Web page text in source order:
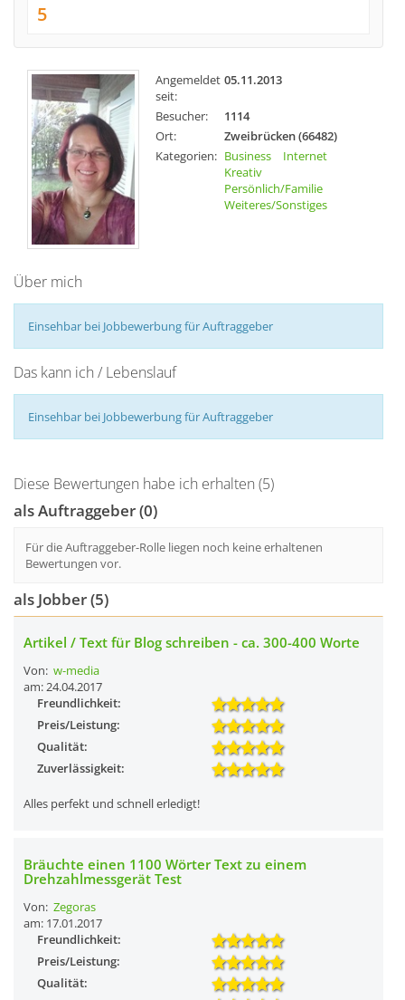
5
Angemeldet
seit:
05.11.2013
Besucher:
1114
Ort:
Zweibrücken (66482)
Kategorien: Business
Internet
Kreativ
Persönlich/Familie
Weiteres/Sonstiges
Über mich
Einsehbar bei Jobbewerbung für Auftraggeber
Das kann ich / Lebenslauf
Einsehbar bei Jobbewerbung für Auftraggeber
Diese Bewertungen habe ich erhalten (5)
als Auftraggeber (0)
Für die Auftraggeber-Rolle liegen noch keine erhaltenen
Bewertungen vor.
als Jobber (5)
Artikel / Text für Blog schreiben - ca. 300-400 Worte
Von: w-media
am: 24.04.2017
Freundlichkeit:
Preis/Leistung:
Qualität:
Zuverlässigkeit:
Alles perfekt und schnell erledigt!
Bräuchte einen 1100 Wörter Text zu einem
Drehzahlmessgerät Test
Von: Zegoras
am: 17.01.2017
Freundlichkeit:
Preis/Leistung:
Qualität: